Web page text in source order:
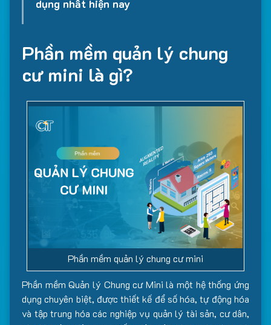
dụng nhất hiện nay
Phần mềm quản lý chung
cư mini là gì?
Phần mềm quản lý chung cư mini
Phần mềm Quản lý Chung cư Mini là một hệ thống ứng
dụng chuyên biệt, được thiết kế để số hóa, tự động hóa
và tập trung hóa các nghiệp vụ quản lý tài sản, cư dân,